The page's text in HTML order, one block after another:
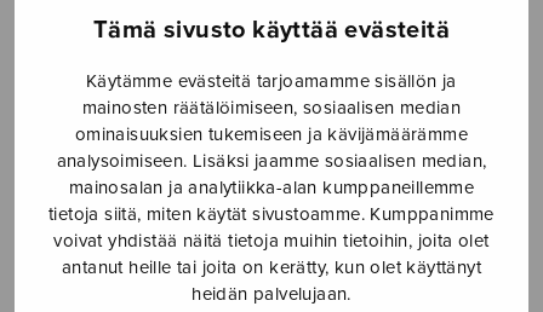
Tämä sivusto käyttää evästeitä
Käytämme evästeitä tarjoamamme sisällön ja
mainosten räätälöimiseen, sosiaalisen median
ominaisuuksien tukemiseen ja kävijämäärämme
analysoimiseen. Lisäksi jaamme sosiaalisen median,
mainosalan ja analytiikka-alan kumppaneillemme
tietoja siitä, miten käytät sivustoamme. Kumppanimme
voivat yhdistää näitä tietoja muihin tietoihin, joita olet
antanut heille tai joita on kerätty, kun olet käyttänyt
heidän palvelujaan.
› Nuottikauppa › Soitinmusiikki › Sirkus,